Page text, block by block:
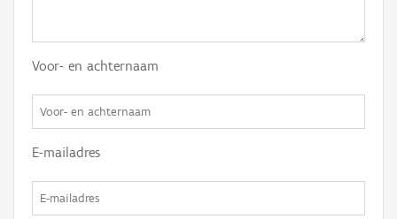
Voor- en achternaam
E-mailadres